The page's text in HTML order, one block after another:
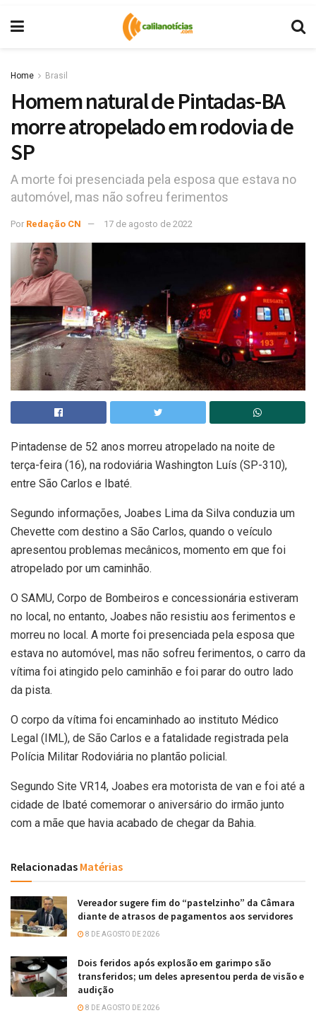
Home Brasil
Homem natural de Pintadas-BA
morre atropelado em rodovia de
SP
A morte foi presenciada pela esposa que estava no
automóvel, mas não sofreu ferimentos
Por Redação CN 17 de agosto de 2022
Pintadense de 52 anos morreu atropelado na noite de
terça-feira (16), na rodoviária Washington Luís (SP-310),
entre São Carlos e Ibaté.
Segundo informações, Joabes Lima da Silva conduzia um
Chevette com destino a São Carlos, quando o veículo
apresentou problemas mecânicos, momento em que foi
atropelado por um caminhão.
O SAMU, Corpo de Bombeiros e concessionária estiveram
no local, no entanto, Joabes não resistiu aos ferimentos e
morreu no local. A morte foi presenciada pela esposa que
estava no automóvel, mas não sofreu ferimentos, o carro da
vítima foi atingido pelo caminhão e foi parar do outro lado
da pista.
O corpo da vítima foi encaminhado ao instituto Médico
Legal (IML), de São Carlos e a fatalidade registrada pela
Polícia Militar Rodoviária no plantão policial.
Segundo Site VR14, Joabes era motorista de van e foi até a
cidade de Ibaté comemorar o aniversário do irmão junto
com a mãe que havia acabado de chegar da Bahia.
Relacionadas Matérias
Vereador sugere fim do “pastelzinho” da Câmara
diante de atrasos de pagamentos aos servidores
8 DE AGOSTO DE 2026
Dois feridos após explosão em garimpo são
transferidos; um deles apresentou perda de visão e
audição
8 DE AGOSTO DE 2026